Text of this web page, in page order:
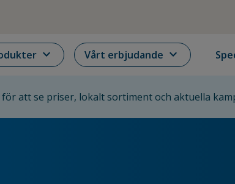
expand_more Vårt erbjudande expand_more
att se priser, lokalt sortiment och aktuella